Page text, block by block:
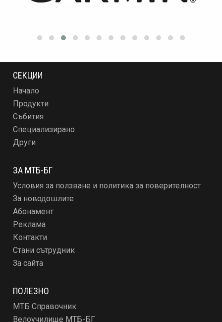
СЕКЦИИ
Начало
Продукти
Събития
Специализирано
Други
ЗА МТБ-БГ
Условия за ползване и политика за поверителност
За новодошлите
Абонамент
Реклама
Контакти
Стани сътрудник
За сайта
ПОЛЕЗНО
МТБ Справочник
Велоучилище МТБ-БГ